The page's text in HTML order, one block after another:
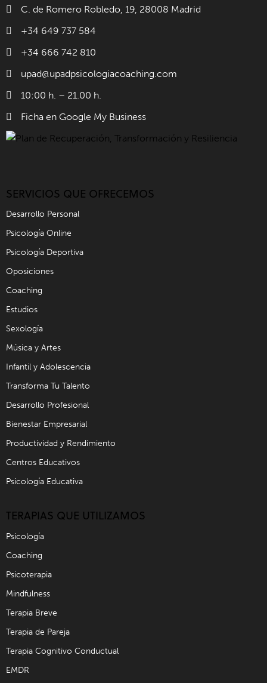
C. de Romero Robledo, 19, 28008 Madrid
+34 649 737 584
+34 666 742 810
upad@upadpsicologiacoaching.com
10:00 h. – 21.00 h.
Ficha en Google My Business
SERVICIOS QUE OFRECEMOS
Desarrollo Personal
Psicología Online
Psicología Deportiva
Oposiciones
Coaching
Estudios
Sexología
Música y Artes
Infantil y Adolescencia
Transforma Tu Talento
Desarrollo Profesional
Bienestar Empresarial
Productividad y Rendimiento
Centros Educativos
Psicología Educativa
TERAPIAS QUE UTILIZAMOS
Psicología
Coaching
Psicoterapia
Mindfulness
Terapia Breve
Terapia de Pareja
Terapia Cognitivo Conductual
EMDR